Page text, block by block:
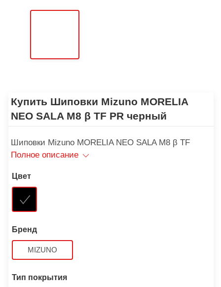
Купить Шиповки Mizuno MORELIA
NEO SALA M8 β TF PR черный
Шиповки Mizuno MORELIA NEO SALA M8 β TF
Полное описание
Цвет
Бренд
MIZUNO
Тип покрытия